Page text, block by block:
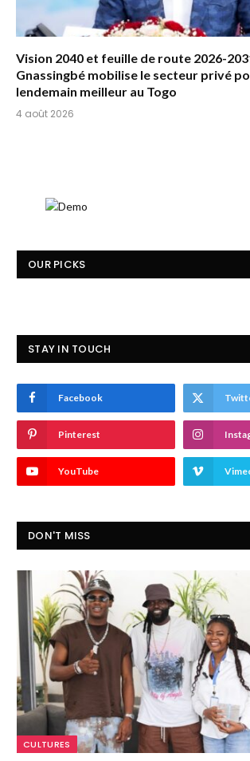
Vision 2040 et feuille de route 2026-
Gnassingbé mobilise le secteur privé
lendemain meilleur au Togo
4 août 2026
OUR PICKS
STAY IN TOUCH
Facebook
Pinterest
YouTube
DON'T MISS
CULTURES